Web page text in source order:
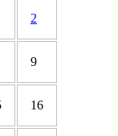
2
9
16